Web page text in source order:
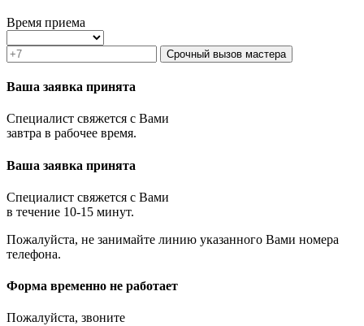
Время приема
Срочный вызов мастера
Ваша заявка принята
Специалист свяжется с Вами
завтра в рабочее время.
Ваша заявка принята
Специалист свяжется с Вами
в течение 10-15 минут.
Пожалуйста, не занимайте линию указанного Вами номера
телефона.
Форма временно не работает
Пожалуйста, звоните